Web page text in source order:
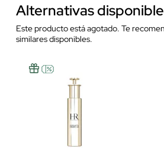
Alternativas
Este producto está agotado. Te
similares disponibles.